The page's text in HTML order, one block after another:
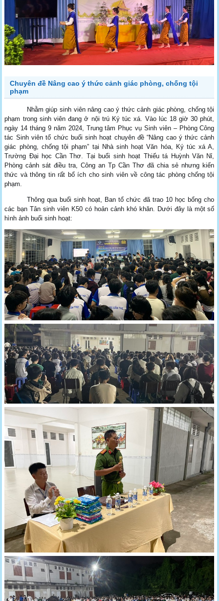
Chuyên đề Nâng cao ý thức cảnh giác phòng, chống tội
phạm
Nhằm giúp sinh viên nâng cao ý thức cảnh giác phòng, chống tội
phạm trong sinh viên đang ở nội trú Ký túc xá. Vào lúc 18 giờ 30 phút,
ngày 14 tháng 9 năm 2024, Trung tâm Phục vụ Sinh viên – Phòng Công
tác Sinh viên tổ chức buổi sinh hoạt chuyên đề “Nâng cao ý thức cảnh
giác phòng, chống tội phạm” tại Nhà sinh hoạt Văn hóa, Ký túc xá A,
Trường Đại học Cần Thơ. Tại buổi sinh hoạt Thiếu tá Huỳnh Văn Nỉ,
Phòng cảnh sát điều tra, Công an Tp Cần Thơ đã chia sẻ nhưng kiến
thức và thông tin rất bổ ích cho sinh viên về công tác phòng chống tội
phạm.
Thông qua buổi sinh hoạt, Ban tổ chức đã trao 10 học bổng cho
các bạn Tân sinh viên K50 có hoản cảnh khó khăn. Dưới đây là một số
hình ảnh buổi sinh hoạt: